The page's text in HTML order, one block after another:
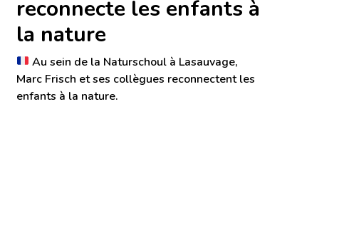
reconnecte les enfants à
la nature
Au sein de la Naturschoul à Lasauvage,
Marc Frisch et ses collègues reconnectent les
enfants à la nature.